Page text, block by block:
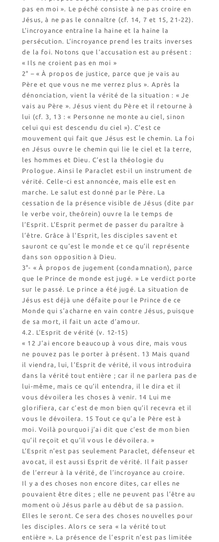
pas en moi ». Le péché consiste à ne pas croire en
Jésus, à ne pas le connaître (cf. 14, 7 et 15, 21-22).
L’incroyance entraîne la haine et la haine la
persécution. L’incroyance prend les traits inverses
de la foi. Notons que l’accusation est au présent :
« Ils ne croient pas en moi »
2° – « À propos de justice, parce que je vais au
Père et que vous ne me verrez plus ». Après la
dénonciation, vient la vérité de la situation : « Je
vais au Père ». Jésus vient du Père et il retourne à
lui (cf. 3, 13 : « Personne ne monte au ciel, sinon
celui qui est descendu du ciel »). C’est ce
mouvement qui fait que Jésus est le chemin. La foi
en Jésus ouvre le chemin qui lie le ciel et la terre,
les hommes et Dieu. C’est la théologie du
Prologue. Ainsi le Paraclet est-il un instrument de
vérité. Celle-ci est annoncée, mais elle est en
marche. Le salut est donné par le Père. La
cessation de la présence visible de Jésus (dite par
le verbe voir, theôrein) ouvre la le temps de
l’Esprit. L’Esprit permet de passer du paraître à
l’être. Grâce à l’Esprit, les disciples savent et
sauront ce qu’est le monde et ce qu’il représente
dans son opposition à Dieu.
3°- « À propos de jugement (condamnation), parce
que le Prince de monde est jugé. » Le verdict porte
sur le passé. Le prince a été jugé. La situation de
Jésus est déjà une défaite pour le Prince de ce
Monde qui s’acharne en vain contre Jésus, puisque
de sa mort, il fait un acte d’amour.
4.2. L’Esprit de vérité (v. 12-15)
« 12 J’ai encore beaucoup à vous dire, mais vous
ne pouvez pas le porter à présent. 13 Mais quand
il viendra, lui, l’Esprit de vérité, il vous introduira
dans la vérité tout entière ; car il ne parlera pas de
lui-même, mais ce qu’il entendra, il le dira et il
vous dévoilera les choses à venir. 14 Lui me
glorifiera, car c’est de mon bien qu’il recevra et il
vous le dévoilera. 15 Tout ce qu’a le Père est à
moi. Voilà pourquoi j’ai dit que c’est de mon bien
qu’il reçoit et qu’il vous le dévoilera. »
L’Esprit n’est pas seulement Paraclet, défenseur et
avocat, il est aussi Esprit de vérité. Il fait passer
de l’erreur à la vérité, de l’incroyance au croire.
Il y a des choses non encore dites, car elles ne
pouvaient être dites ; elle ne peuvent pas l’être au
moment où Jésus parle au début de sa passion.
Elles le seront. Ce sera des choses nouvelles pour
les disciples. Alors ce sera « la vérité tout
entière ». La présence de l’esprit n’est pas limitée